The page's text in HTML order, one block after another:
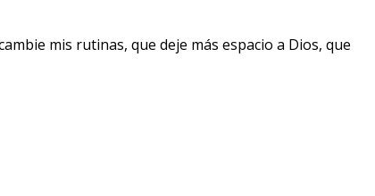
mis rutinas, que deje más espacio a Dios, que